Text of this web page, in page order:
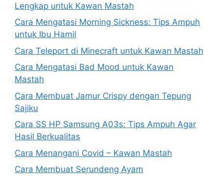
Lengkap untuk Kawan Mastah
Cara Mengatasi Morning Sickness: Tips Ampuh
untuk Ibu Hamil
Cara Teleport di Minecraft untuk Kawan Mastah
Cara Mengatasi Bad Mood untuk Kawan
Mastah
Cara Membuat Jamur Crispy dengan Tepung
Sajiku
Cara SS HP Samsung A03s: Tips Ampuh Agar
Hasil Berkualitas
Cara Menangani Covid – Kawan Mastah
Cara Membuat Serundeng Ayam